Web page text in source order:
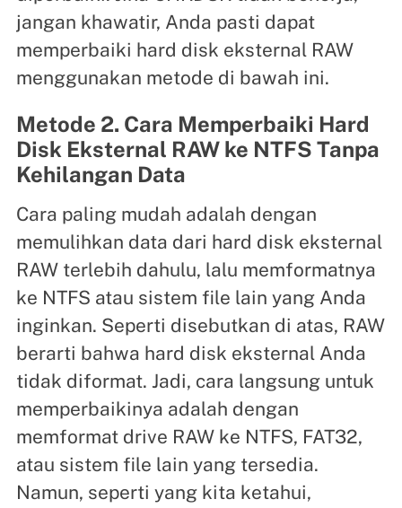
jangan khawatir, Anda pasti dapat
memperbaiki hard disk eksternal RAW
menggunakan metode di bawah ini.
Metode 2. Cara Memperbaiki Hard
Disk Eksternal RAW ke NTFS Tanpa
Kehilangan Data
Cara paling mudah adalah dengan
memulihkan data dari hard disk eksternal
RAW terlebih dahulu, lalu memformatnya
ke NTFS atau sistem file lain yang Anda
inginkan. Seperti disebutkan di atas, RAW
berarti bahwa hard disk eksternal Anda
tidak diformat. Jadi, cara langsung untuk
memperbaikinya adalah dengan
memformat drive RAW ke NTFS, FAT32,
atau sistem file lain yang tersedia.
Namun, seperti yang kita ketahui,